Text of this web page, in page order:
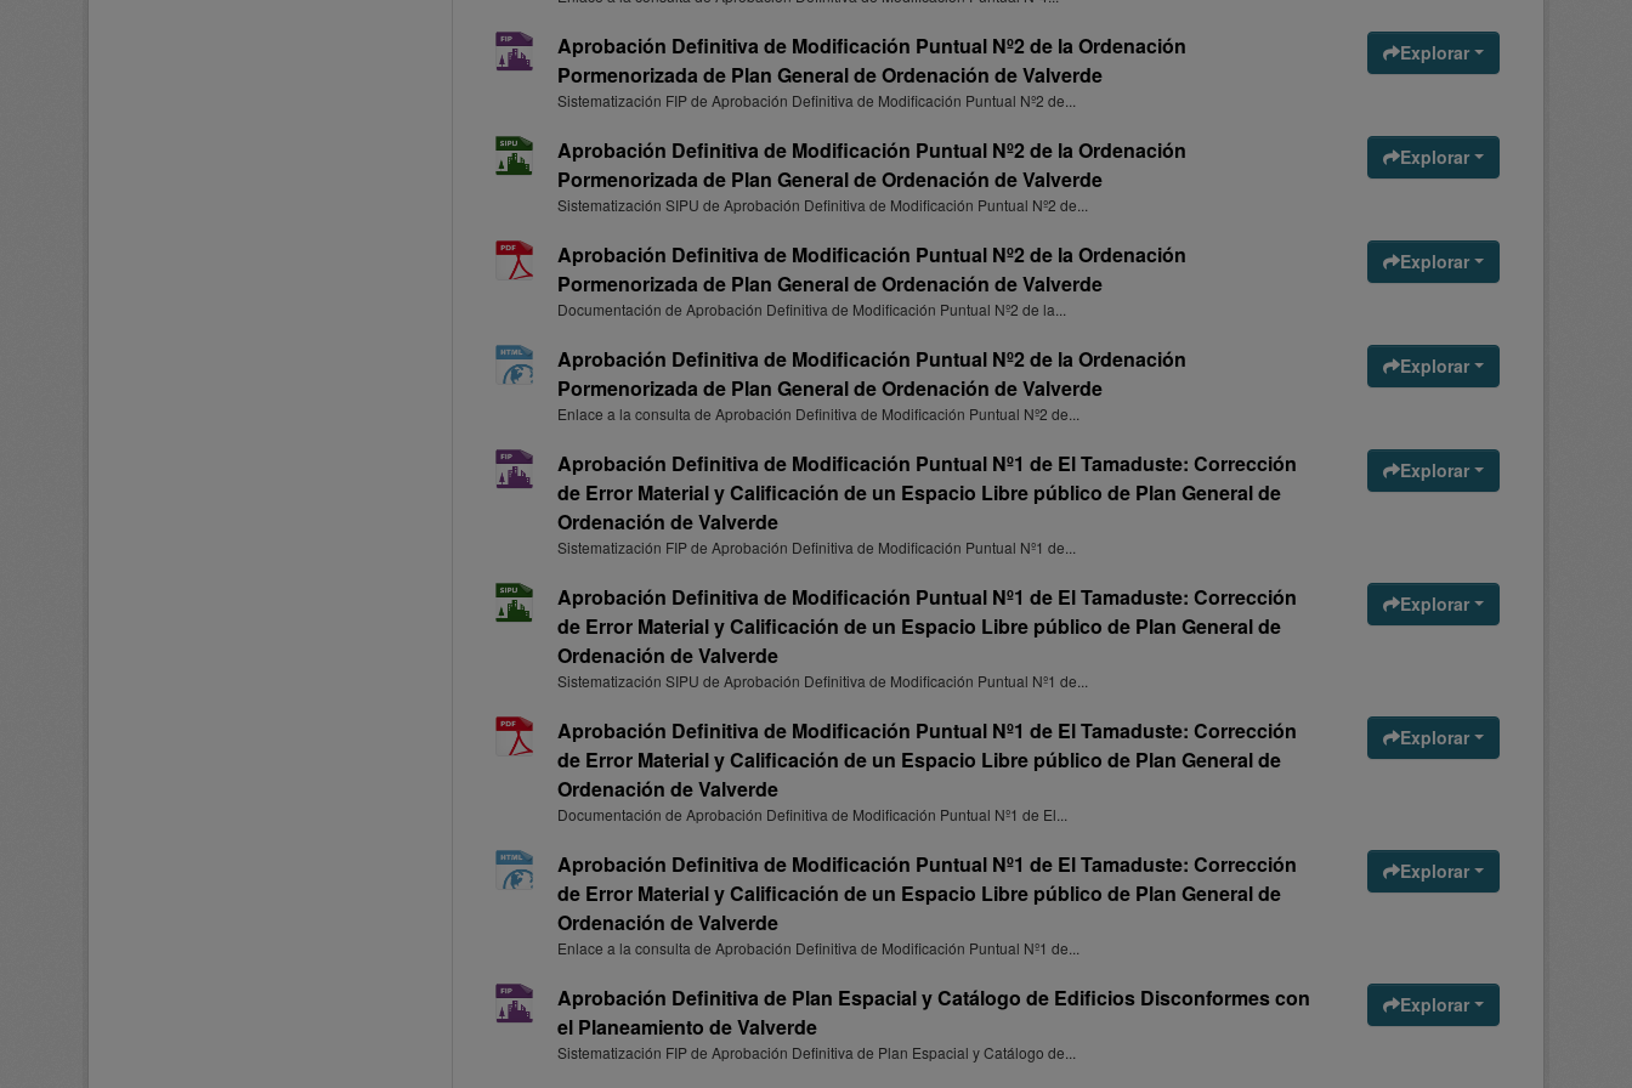
Aprobación Definitiva de Modificación Puntual Nº2 de la Ordenación
Pormenorizada de Plan General de Ordenación de Valverde
Sistematización FIP de Aprobación Definitiva de Modificación Puntual Nº2 de...
Explorar
Aprobación Definitiva de Modificación Puntual Nº2 de la Ordenación
Pormenorizada de Plan General de Ordenación de Valverde
Sistematización SIPU de Aprobación Definitiva de Modificación Puntual Nº2 de...
Explorar
Aprobación Definitiva de Modificación Puntual Nº2 de la Ordenación
Pormenorizada de Plan General de Ordenación de Valverde
Documentación de Aprobación Definitiva de Modificación Puntual Nº2 de la...
Explorar
Aprobación Definitiva de Modificación Puntual Nº2 de la Ordenación
Pormenorizada de Plan General de Ordenación de Valverde
Enlace a la consulta de Aprobación Definitiva de Modificación Puntual Nº2 de...
Explorar
Aprobación Definitiva de Modificación Puntual Nº1 de El Tamaduste: Corrección
de Error Material y Calificación de un Espacio Libre público de Plan General de
Ordenación de Valverde
Sistematización FIP de Aprobación Definitiva de Modificación Puntual Nº1 de...
Explorar
Aprobación Definitiva de Modificación Puntual Nº1 de El Tamaduste: Corrección
de Error Material y Calificación de un Espacio Libre público de Plan General de
Ordenación de Valverde
Sistematización SIPU de Aprobación Definitiva de Modificación Puntual Nº1 de...
Explorar
Aprobación Definitiva de Modificación Puntual Nº1 de El Tamaduste: Corrección
de Error Material y Calificación de un Espacio Libre público de Plan General de
Ordenación de Valverde
Documentación de Aprobación Definitiva de Modificación Puntual Nº1 de El...
Explorar
Aprobación Definitiva de Modificación Puntual Nº1 de El Tamaduste: Corrección
de Error Material y Calificación de un Espacio Libre público de Plan General de
Ordenación de Valverde
Enlace a la consulta de Aprobación Definitiva de Modificación Puntual Nº1 de...
Explorar
Aprobación Definitiva de Plan Espacial y Catálogo de Edificios Disconformes con
el Planeamiento de Valverde
Sistematización FIP de Aprobación Definitiva de Plan Espacial y Catálogo de...
Explorar